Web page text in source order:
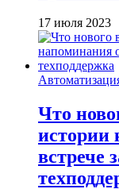
17 июля 2023
Что
истории
встрече